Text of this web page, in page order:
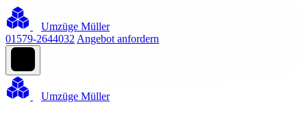
Umzüge Müller
01579-2644032 Angebot anfordern
Umzüge Müller